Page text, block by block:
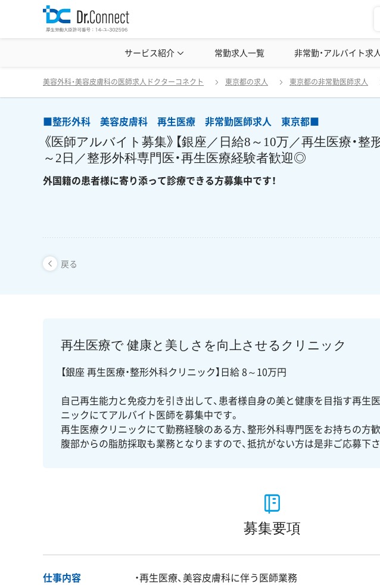
サービス紹介 ドクターコネクト
常勤求人一覧 非常勤・アルバイト求
美容クリニック見学・研修情報 美容外科・美容皮膚科の医師転職体験談
美容外科・美容皮膚科の医師求人ドクターコネクト 東京都の求人 東京都の非常勤医師求人
■整形外科 美容皮膚科 再生医療 非常勤医師求人 東京都■
《医師アルバイト募集》【銀座／日給8～10万／再生医療・整
～2日／整形外科専門医・再生医療経験者歓迎◎
外国籍の患者様に寄り添って診療できる方募集中です！
戻る
戻る
■整形外科 美容皮膚科 再生医療 非常勤医師求人 東京都■ 《医師アルバイト
再生医療で 健康と美しさを向上させるクリニック
【銀座 再生医療・整形外科クリニック】日給 8～10万円
自己再生能力と免疫力を引き出して、患者様自身の美と健康を目指す再生
ニックにてアルバイト医師を募集中です。
再生医療クリニックにて勤務経験のある方、整形外科専門医をお持ちの方歓
腹部からの脂肪採取も業務となりますので、抵抗がない方は是非ご応募下さ
募集要項
仕事内容
・再生医療、美容皮膚科に伴う医師業務